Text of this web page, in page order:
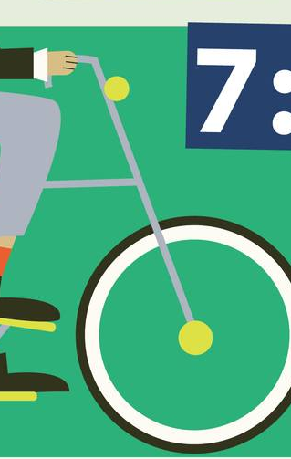
Sportolj Vácon! elnevezésű
programról, amit a Vác Deákvár SE
a Dunakanyar Szíve Egyesület
szervezett a Ságvári Klubban. Foci,
kosárlabda, petanque, csak néhány
azok közül a sportágak közül,
amelyekkel az eseményre
megismerkedhettek.